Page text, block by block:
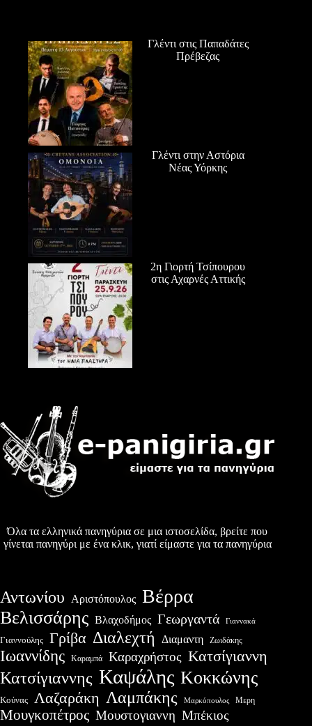
Γλέντι στις Παπαδάτες
Πρέβεζας
Γλέντι στην Αστόρια
Νέας Υόρκης
2η Γιορτή Τσίπουρου
στις Αχαρνές Αττικής
Όλα τα ελληνικά πανηγύρια σε μια ιστοσελίδα, βρείτε που
γίνεται πανηγύρι με ένα κλικ, γιατί είμαστε για τα πανηγύρια
Αντωνίου Αριστόπουλος Βέρρα
Βελισσάρης Βλαχοδήμος Γεωργαντά Γιαννακά
Γιαννούλης Γρίβα Διαλεχτή Διαμαντη Ζωιδάκης
Ιωαννίδης Καραμπά Καραχρήστος Κατσίγιαννη
Κατσίγιαννης Καψάλης Κοκκώνης
Κούνας Λαζαράκη Λαμπάκης Μαρκόπουλος Μερη
Μουγκοπέτρος Μουστογιαννη Μπέκιος